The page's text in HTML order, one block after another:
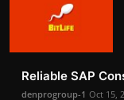
Reliable SAP
denprogroup-1 Oct 15,